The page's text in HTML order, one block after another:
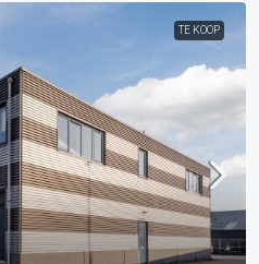
TE KOOP